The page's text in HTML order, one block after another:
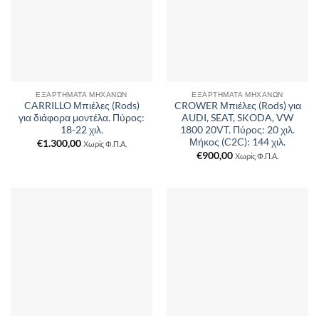
ΕΞΑΡΤΉΜΑΤΑ ΜΗΧΑΝΏΝ
CARRILLO Μπιέλες (Rods)
για διάφορα μοντέλα. Πύρος:
18-22 χιλ.
€1.300,00 Χωρίς Φ.Π.Α.
ΕΞΑΡΤΉΜΑΤΑ ΜΗΧΑΝΏΝ
CROWER Μπιέλες (Rods) για
AUDI, SEAT, SKODA, VW
1800 20VT. Πύρος: 20 χιλ.
Μήκος (C2C): 144 χιλ.
€900,00 Χωρίς Φ.Π.Α.